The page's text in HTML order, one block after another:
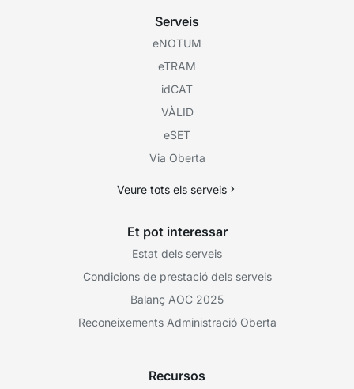
Serveis
eNOTUM
eTRAM
idCAT
VÀLID
eSET
Via Oberta
Veure tots els serveis
Et pot interessar
Estat dels serveis
Condicions de prestació dels serveis
Balanç AOC 2025
Reconeixements Administració Oberta
Recursos